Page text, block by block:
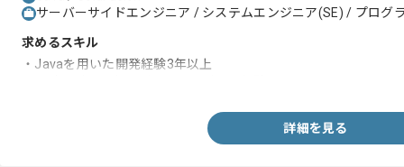
サーバーサイドエンジニア / システムエンジニア(SE) / プログ
求めるスキル
・Javaを用いた開発経験3年以上
詳細を見る